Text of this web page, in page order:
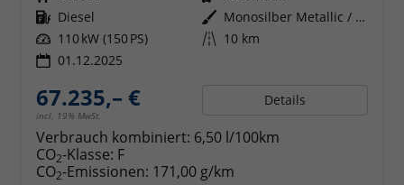
Kraftstoff Diesel Außenfarbe
Monosilber Metallic / Energetic Orange Metallic
Leistung 110 kW (150 PS) Kilometerstand 10 km
01.12.2025
67.235,– €
incl. 19% MwSt.
Details
Verbrauch kombiniert: 6,50 l/100km
CO2-Klasse: F
CO2-Emissionen: 171,00 g/km